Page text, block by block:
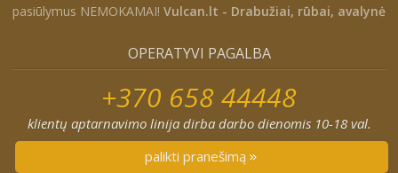
pasiūlymus NEMOKAMAI! Vulcan.lt - Drabužiai, rūbai, avalynė
OPERATYVI PAGALBA
+370 658 44448
klientų aptarnavimo linija dirba darbo dienomis 10-18 val.
palikti pranešimą